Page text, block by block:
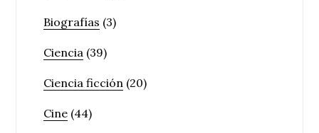
Biografías (3)
Ciencia (39)
Ciencia ficción (20)
Cine (44)